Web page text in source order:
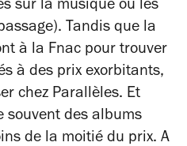
sur la musique ou les
Tandis que la
à la Fnac pour trouver
à des prix exorbitants,
chez Parallèles. Et
souvent des albums
de la moitié du prix. A